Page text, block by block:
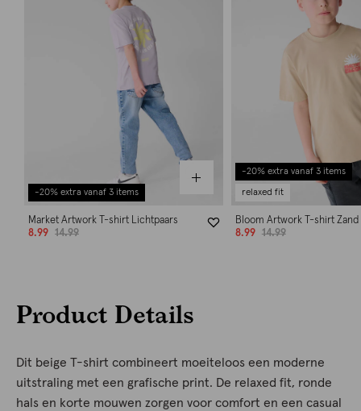
-20% extra vanaf 3 items
Market Artwork T-shirt Lichtpaars
8.99
14.99
-20% extra vanaf 3 items
relaxed fit
Bloom Artwork T-shirt Zand
8.99
14.99
Product Details
Dit beige T-shirt combineert moeiteloos een moderne
uitstraling met een grafische print. De relaxed fit, ronde
hals en korte mouwen zorgen voor comfort en een casual